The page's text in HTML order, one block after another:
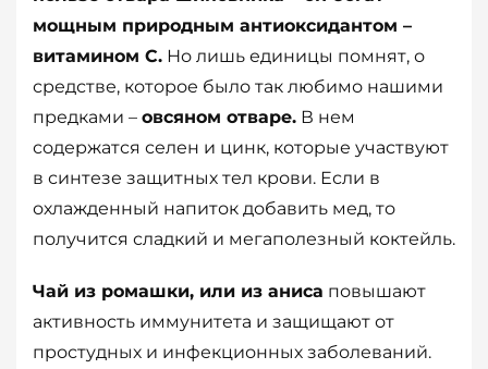
мощным природным антиоксидантом –
витамином С. Но лишь единицы помнят, о
средстве, которое было так любимо нашими
предками – овсяном отваре. В нем
содержатся селен и цинк, которые участвуют
в синтезе защитных тел крови. Если в
охлажденный напиток добавить мед, то
получится сладкий и мегаполезный коктейль.
Чай из ромашки, или из аниса повышают
активность иммунитета и защищают от
простудных и инфекционных заболеваний.